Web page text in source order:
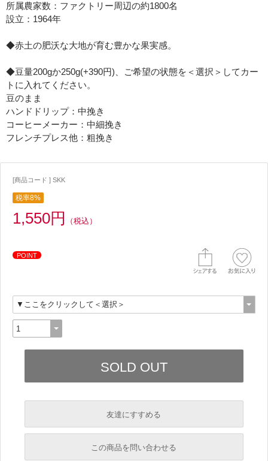
所属農家数：ファクトリー周辺の約1800名
設立：1964年
◆赤土の肥沃な大地が育む豊かな果実感。
◆豆量200gか250g(+390円)、ご希望の状態を＜選択＞してカー
トに入れてください。
豆のまま
ハンドドリップ：中挽き
コーヒーメーカー：中細挽き
フレンチプレス他：粗挽き
[商品コード ] SKK
税率8%
1,550円 （税込）
POINT
友達にすすめる
必須
この商品を問い合わせる